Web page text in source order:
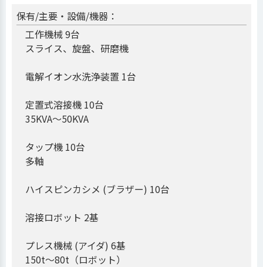
保有/主要・設備/機器：
工作機械 9台
スライス、旋盤、研磨機
電解イオン水洗浄装置 1台
定置式溶接機 10台
35KVA～50KVA
タップ機 10台
多軸
ハイスピンカシメ (ブラザー) 10台
溶接ロボット 2基
プレス機械 (アイダ) 6基
150t～80t（ロボット）